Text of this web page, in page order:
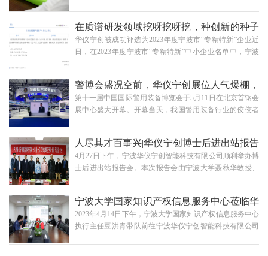
编辑等多方决议，宁波华仪宁创智能科技有限公司等5家新
锐…
充分了解和融入公司文化、增强个人素质、提升团队协作
能力，助力每一位新员工快速适应华仪宁创这个大家庭。
华仪宁创2023新员工入职培训入职培训正式开始前，公司
遵守培训纪律、熟悉工作伙伴。破冰环节培训活动正式
开…
在质谱研发领域挖呀挖呀挖，种创新的种子
结成果的花
华仪宁创被成功评选为2023年度宁波市“专精特新”企业近
日，在2023年度宁波市“专精特新”中小企业名单中，宁波
的体现，也是对华仪宁创综合实力的肯定。通知公告公示
名单（部分）此次华仪宁创成功入选“2023年度宁波市专精
特新企业名单”，是长久以来不断深耕中国科研仪器发展领
精准医疗等领域的科技创新及装备研制，与公…
警博会盛况空前，华仪宁创展位人气爆棚，
纷呈亮点看这里！
第十一届中国国际警用装备博览会于5月11日在北京首钢会
展中心盛大开幕。开幕当天，我国警用装备行业的佼佼者
业，此次在展会1号馆内的公安部禁毒技术装备展区中进行
自主创新禁毒成果转化装备展示。禁毒技术装备展区现场
图警博会盛况空前，华仪宁创展位人气居高不下。公安部
做细致工作汇报。汇报内容包括华仪宁创的研发技术、
创…
人尽其才百事兴|华仪宁创博士后进出站报告
会顺利举行
4月27日下午，宁波华仪宁创智能科技有限公司顺利举办博
士后进出站报告会。本次报告会由宁波大学聂秋华教授、
能科技有限公司闻路红教授组成专家审查小组。宁波市人
力资源和社会保障局专技处郭涛处长、宁波市鄞州区人力
资源和社会保障局专技科王宇迪等共同出席本次报告会。
宁波大学国家知识产权信息服务中心莅临华
仪宁创考察交流
2023年4月14日下午，宁波大学国家知识产权信息服务中心
执行主任豆洪青带队前往宁波华仪宁创智能科技有限公司